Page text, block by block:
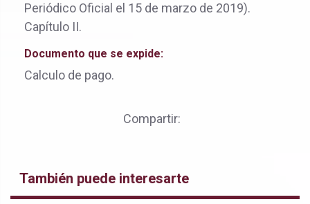
Periódico Oficial el 15 de marzo de 2019).
Capítulo II.
Documento que se expide:
Calculo de pago.
Compartir:
También puede interesarte